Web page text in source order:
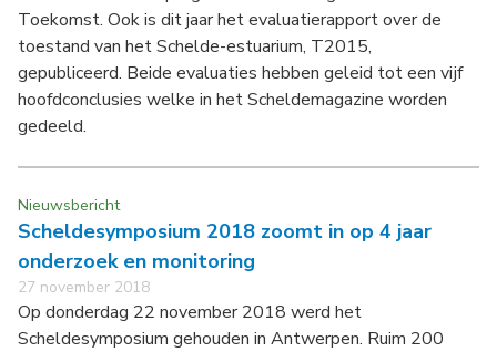
Toekomst. Ook is dit jaar het evaluatierapport over de
toestand van het Schelde-estuarium, T2015,
gepubliceerd. Beide evaluaties hebben geleid tot een vijf
hoofdconclusies welke in het Scheldemagazine worden
gedeeld.
Nieuwsbericht
Scheldesymposium 2018 zoomt in op 4 jaar
onderzoek en monitoring
27 november 2018
Op donderdag 22 november 2018 werd het
Scheldesymposium gehouden in Antwerpen. Ruim 200